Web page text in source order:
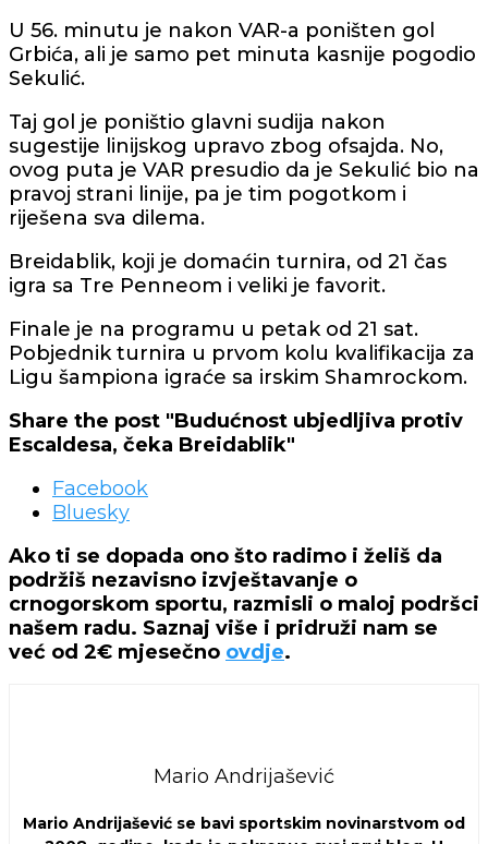
U 56. minutu je nakon VAR-a poništen gol
Grbića, ali je samo pet minuta kasnije pogodio
Sekulić.
Taj gol je poništio glavni sudija nakon
sugestije linijskog upravo zbog ofsajda. No,
ovog puta je VAR presudio da je Sekulić bio na
pravoj strani linije, pa je tim pogotkom i
riješena sva dilema.
Breidablik, koji je domaćin turnira, od 21 čas
igra sa Tre Penneom i veliki je favorit.
Finale je na programu u petak od 21 sat.
Pobjednik turnira u prvom kolu kvalifikacija za
Ligu šampiona igraće sa irskim Shamrockom.
Share the post "Budućnost ubjedljiva protiv
Escaldesa, čeka Breidablik"
Facebook
Bluesky
Ako ti se dopada ono što radimo i želiš da
podržiš nezavisno izvještavanje o
crnogorskom sportu, razmisli o maloj podršci
našem radu. Saznaj više i pridruži nam se
već od 2€ mjesečno ovdje.
Mario Andrijašević
Mario Andrijašević se bavi sportskim novinarstvom od